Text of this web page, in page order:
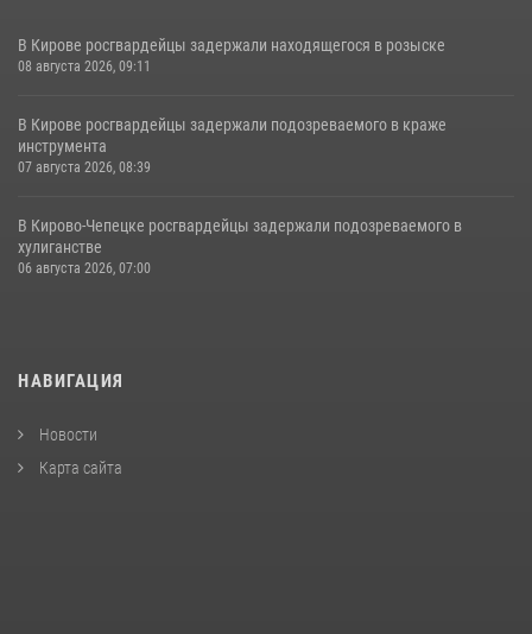
В Кирове росгвардейцы задержали находящегося в розыске
08 августа 2026, 09:11
В Кирове росгвардейцы задержали подозреваемого в краже
инструмента
07 августа 2026, 08:39
В Кирово-Чепецке росгвардейцы задержали подозреваемого в
хулиганстве
06 августа 2026, 07:00
НАВИГАЦИЯ
Новости
Карта сайта